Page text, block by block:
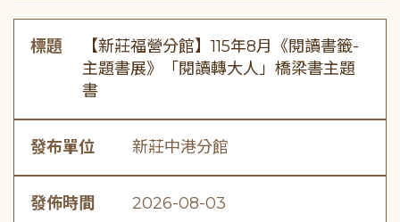
標題
【新莊福營分館】115年8月《閱讀書籤-
主題書展》「閱讀轉大人」橋梁書主題
書
發布單位 新莊中港分館
發佈時間 2026-08-03